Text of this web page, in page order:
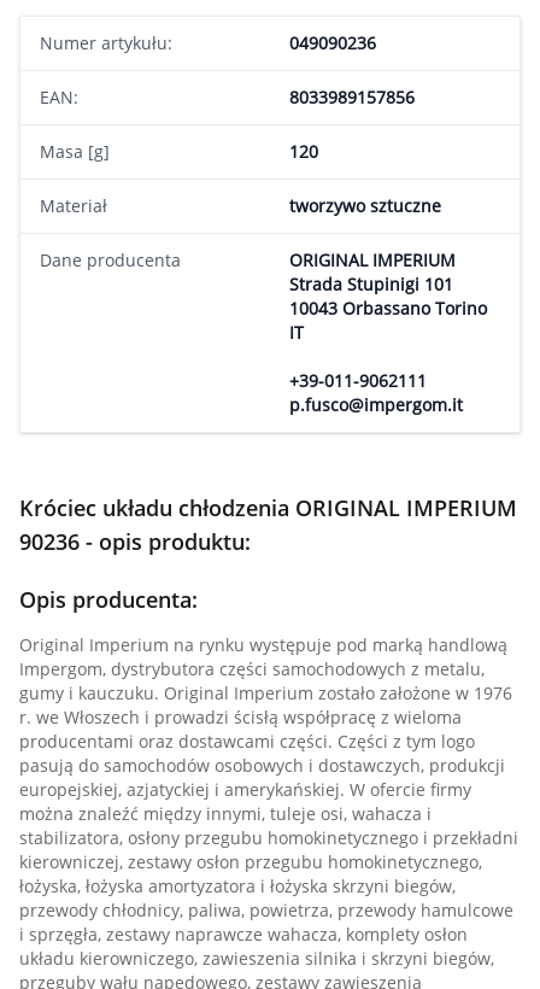
Numer artykułu: 049090236
EAN: 8033989157856
Masa [g] 120
Materiał tworzywo sztuczne
Dane producenta
ORIGINAL IMPERIUM
Strada Stupinigi 101
10043 Orbassano Torino
IT
+39-011-9062111
p.fusco@impergom.it
Króciec układu chłodzenia ORIGINAL IMPERIUM
90236 - opis produktu:
Opis producenta:
Original Imperium na rynku występuje pod marką handlową
Impergom, dystrybutora części samochodowych z metalu,
gumy i kauczuku. Original Imperium zostało założone w 1976
r. we Włoszech i prowadzi ścisłą współpracę z wieloma
producentami oraz dostawcami części. Części z tym logo
pasują do samochodów osobowych i dostawczych, produkcji
europejskiej, azjatyckiej i amerykańskiej. W ofercie firmy
można znaleźć między innymi, tuleje osi, wahacza i
stabilizatora, osłony przegubu homokinetycznego i przekładni
kierowniczej, zestawy osłon przegubu homokinetycznego,
łożyska, łożyska amortyzatora i łożyska skrzyni biegów,
przewody chłodnicy, paliwa, powietrza, przewody hamulcowe
i sprzęgła, zestawy naprawcze wahacza, komplety osłon
układu kierowniczego, zawieszenia silnika i skrzyni biegów,
przeguby wału napędowego, zestawy zawieszenia